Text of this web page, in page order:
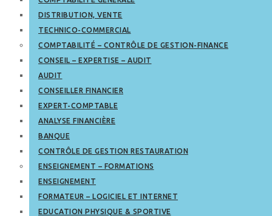
DISTRIBUTION, VENTE
TECHNICO-COMMERCIAL
COMPTABILITÉ – CONTRÔLE DE GESTION-FINANCE
CONSEIL – EXPERTISE – AUDIT
AUDIT
CONSEILLER FINANCIER
EXPERT-COMPTABLE
ANALYSE FINANCIÈRE
BANQUE
CONTRÔLE DE GESTION RESTAURATION
ENSEIGNEMENT – FORMATIONS
ENSEIGNEMENT
FORMATEUR – LOGICIEL ET INTERNET
EDUCATION PHYSIQUE & SPORTIVE